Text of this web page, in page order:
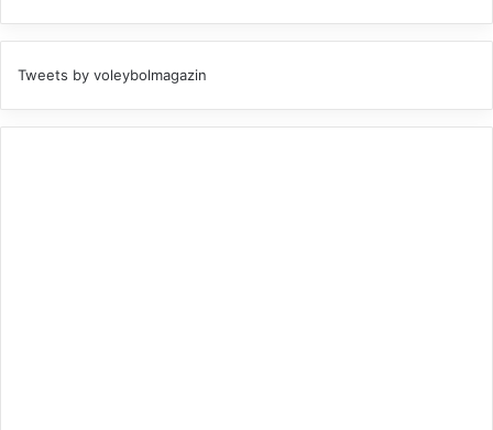
Tweets by voleybolmagazin